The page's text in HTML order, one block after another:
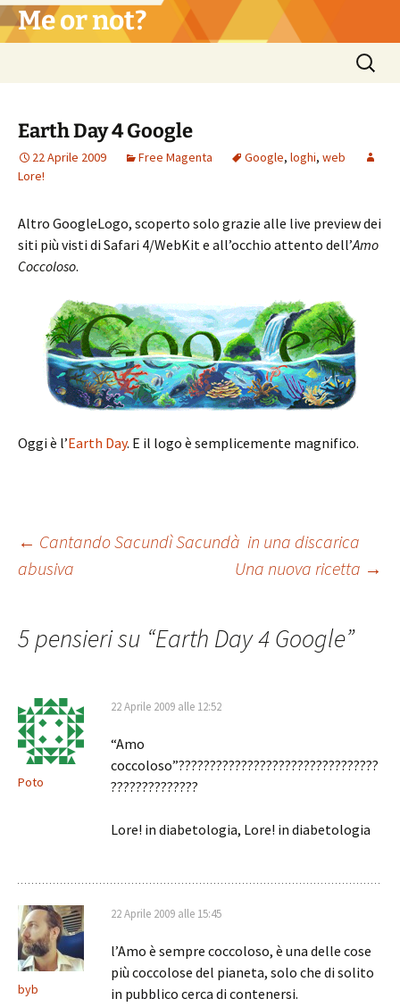
Vai
al Me or not?
Ricerca
per:
Earth Day 4 Google
22 Aprile 2009 Free Magenta Google, loghi, web
Lore!
Altro GoogleLogo, scoperto solo grazie alle live preview dei
siti più visti di Safari 4/WebKit e all’occhio attento dell’Amo
Coccoloso.
Oggi è l’Earth Day. E il logo è semplicemente magnifico.
Navigazione
← Cantando Sacundì Sacundà in una discarica
abusiva
Una nuova ricetta →
5 pensieri su “Earth Day 4 Google”
Poto
22 Aprile 2009 alle 12:52
“Amo
coccoloso”????????????????????????????????
??????????????
Lore! in diabetologia, Lore! in diabetologia
byb
22 Aprile 2009 alle 15:45
l’Amo è sempre coccoloso, è una delle cose
più coccolose del pianeta, solo che di solito
in pubblico cerca di contenersi.